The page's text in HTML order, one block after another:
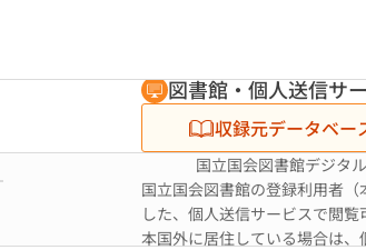
図書館・個人送信サ
収録元データベー
国立国会図書館デジタ
国立国会図書館の登録利用者（
した、個人送信サービスで閲
本国外に居住している場合は、